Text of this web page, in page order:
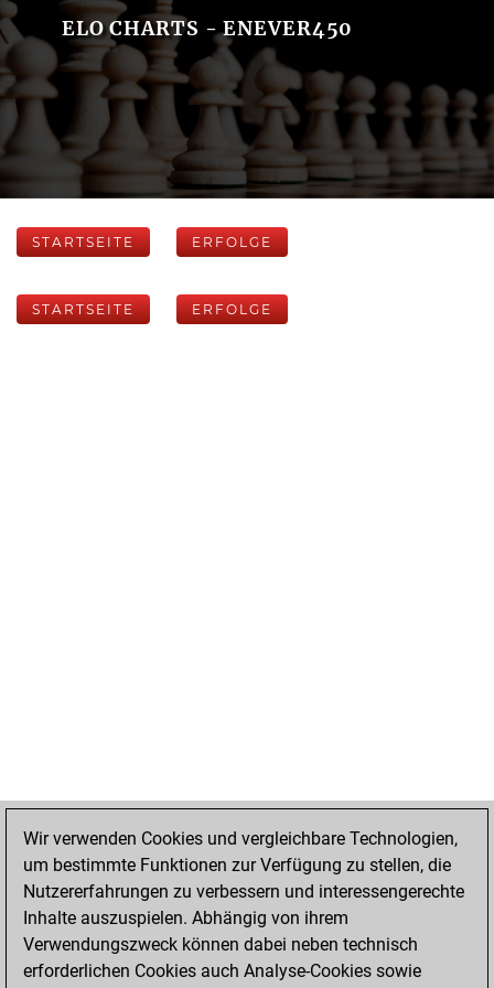
ELO CHARTS - ENEVER450
STARTSEITE ERFOLGE
STARTSEITE ERFOLGE
Wir verwenden Cookies und vergleichbare Technologien,
um bestimmte Funktionen zur Verfügung zu stellen, die
Nutzererfahrungen zu verbessern und interessengerechte
Inhalte auszuspielen. Abhängig von ihrem
Verwendungszweck können dabei neben technisch
erforderlichen Cookies auch Analyse-Cookies sowie